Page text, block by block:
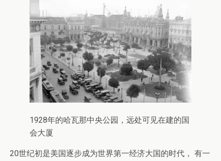
1928年的哈瓦那中央公园，远处可见在建的国
会大厦
20世纪初是美国逐步成为世界第一经济大国的时代， 有一